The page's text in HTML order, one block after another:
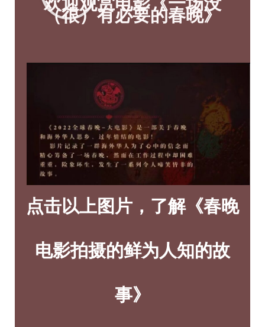
（很）有必要的春晚》
点击以上图片，了解《春晚
电影拍摄的鲜为人知的故
事》